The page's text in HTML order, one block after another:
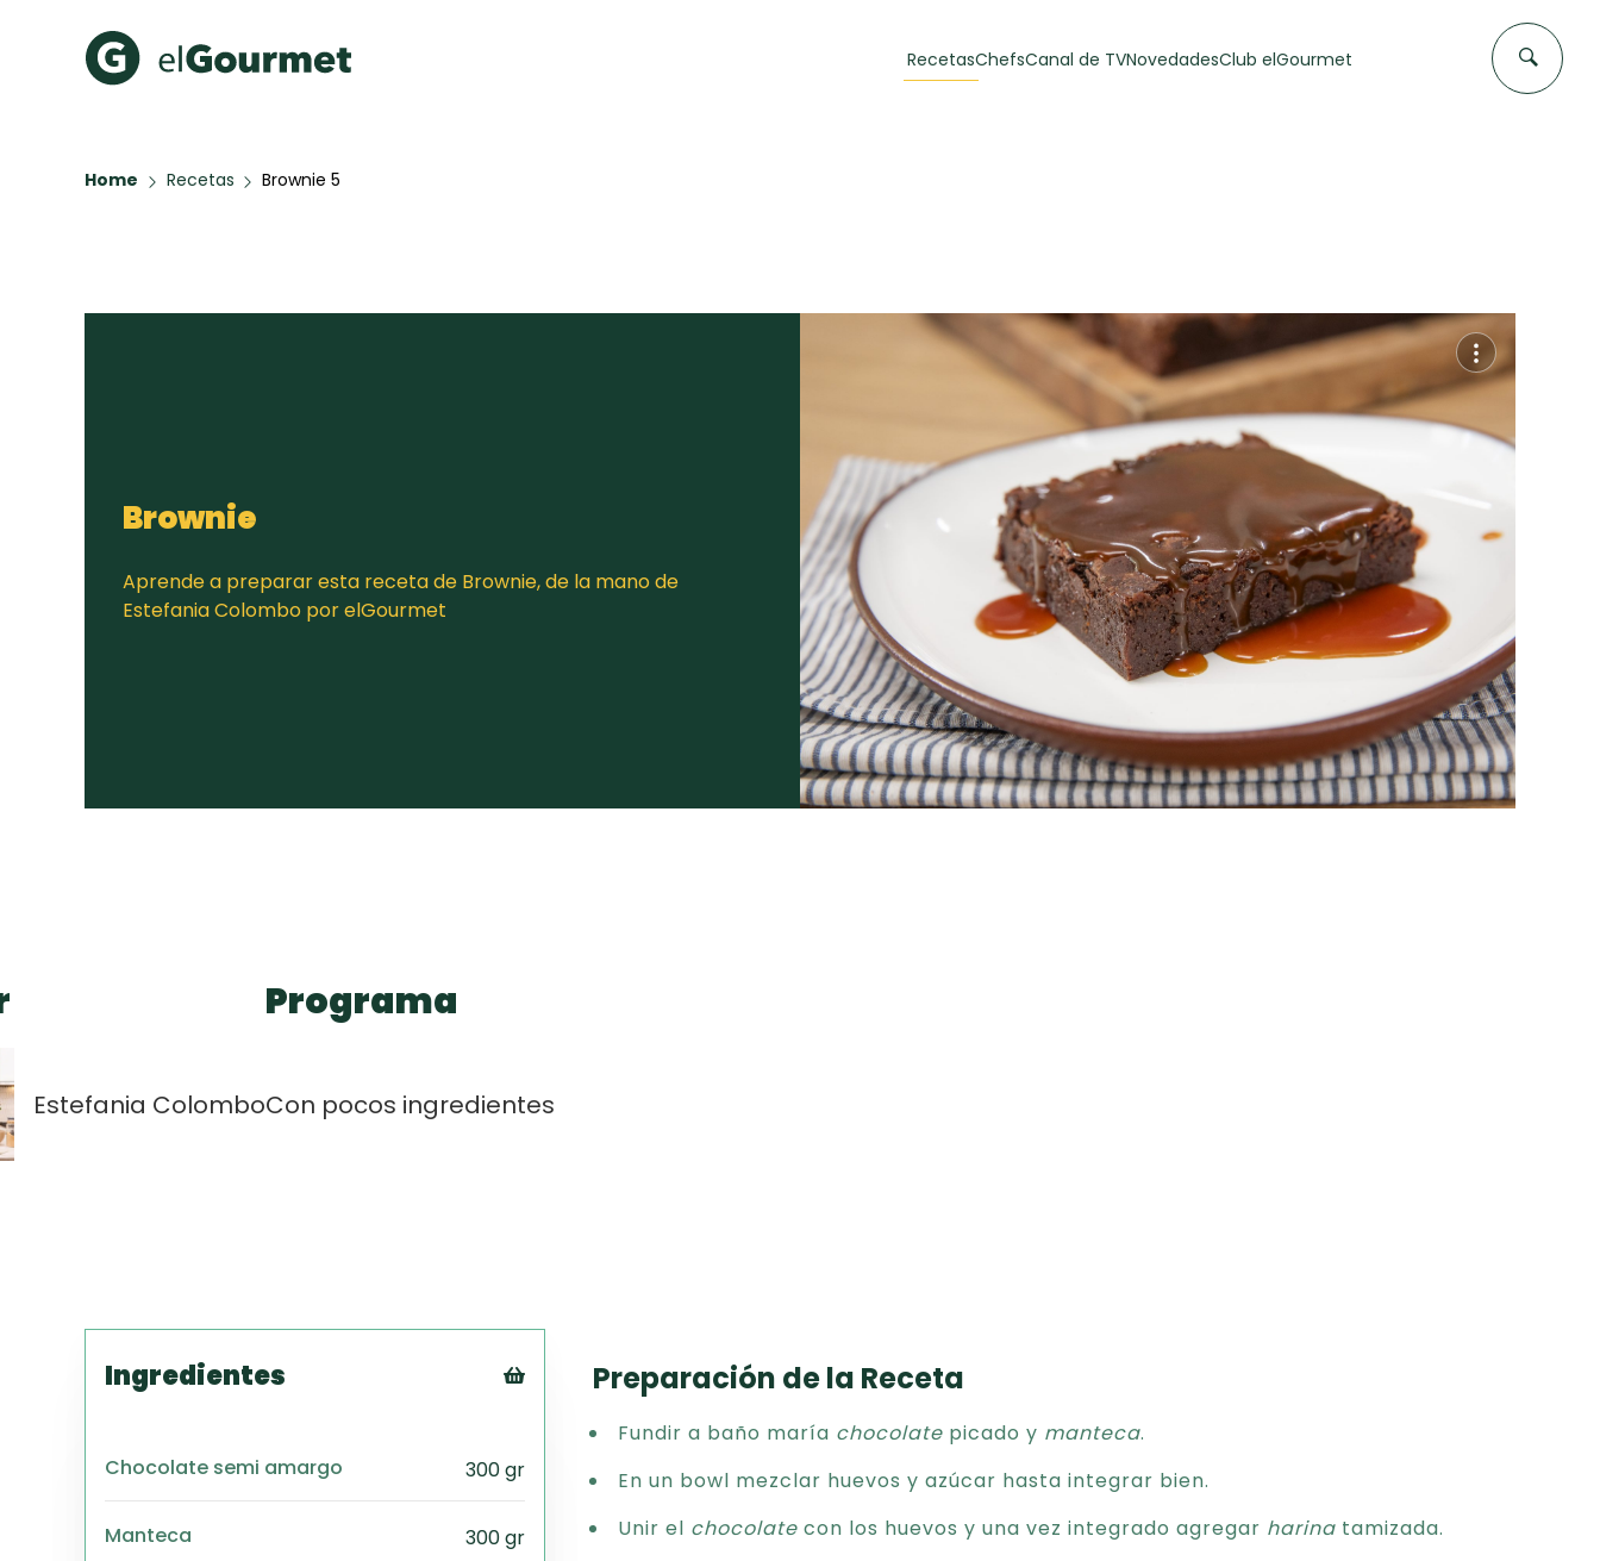
Recetas
Chocolate
EMPANADAS DE
CARNE
60 min
FLAN CASERO
50 min
ChefsCanal de TVNovedadesClub elGourmet
Home Recetas Brownie 5
Brownie
Aprende a preparar esta receta de Brownie, de la mano de
Estefania Colombo por elGourmet
Estefania Colombo
Programa
Con pocos ingredientes
Ingredientes
PDF
Excel
Word
Chocolate semi amargo 300 gr
Manteca 300 gr
Preparación de la Receta
Fundir a baño maría chocolate picado y manteca.
En un bowl mezclar huevos y azúcar hasta integrar bien.
Unir el chocolate con los huevos y una vez integrado agregar harina tamizada.